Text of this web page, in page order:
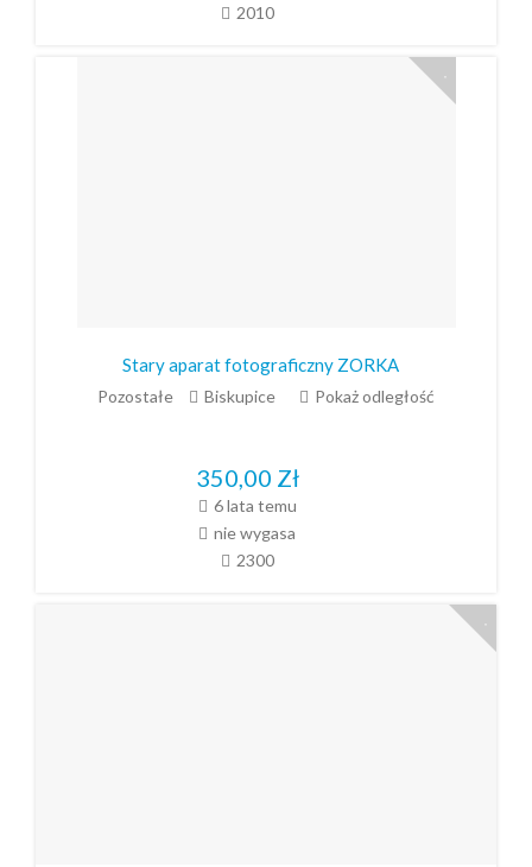
2010
Stary aparat fotograficzny ZORKA
Pozostałe Biskupice Pokaż odległość
350,00 Zł
6 lata temu
nie wygasa
2300